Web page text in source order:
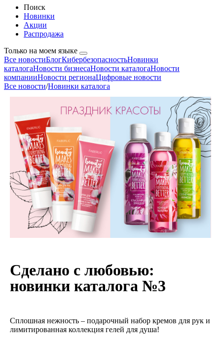
Поиск
Новинки
Акции
Распродажа
Только на моем языке
Все новостиБлогКибербезопасностьНовинки
каталогаНовости бизнесаНовости каталогаНовости
компанииНовости регионаЦифровые новости
Все новости/Новинки каталога
Сделано с любовью:
новинки каталога №3
Сплошная нежность – подарочный набор кремов для рук и
лимитированная коллекция гелей для душа!